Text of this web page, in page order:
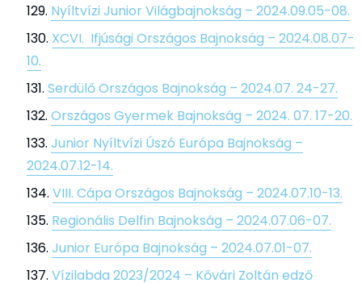
Nyíltvízi Junior Világbajnokság – 2024.09.05-08.
XCVI. Ifjúsági Országos Bajnokság – 2024.08.07-
10.
Serdülő Országos Bajnokság – 2024.07. 24-27.
Országos Gyermek Bajnokság – 2024. 07. 17-20.
Junior Nyíltvízi Úszó Európa Bajnokság –
2024.07.12-14.
VIII. Cápa Országos Bajnokság – 2024.07.10-13.
Regionális Delfin Bajnokság – 2024.07.06-07.
Junior Európa Bajnokság – 2024.07.01-07.
Vízilabda 2023/2024 – Kővári Zoltán edző